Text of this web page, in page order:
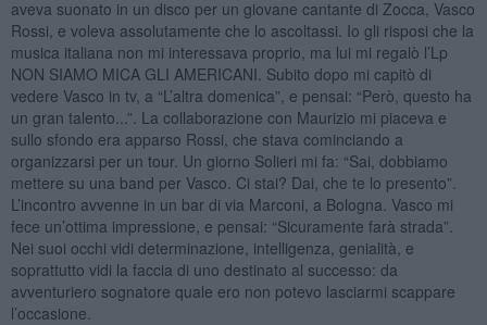
aveva suonato in un disco per un giovane cantante di Zocca, Vasco
Rossi, e voleva assolutamente che lo ascoltassi. Io gli risposi che la
musica italiana non mi interessava proprio, ma lui mi regalò l’Lp
NON SIAMO MICA GLI AMERICANI. Subito dopo mi capitò di
vedere Vasco in tv, a “L’altra domenica”, e pensai: “Però, questo ha
un gran talento...”. La collaborazione con Maurizio mi piaceva e
sullo sfondo era apparso Rossi, che stava cominciando a
organizzarsi per un tour. Un giorno Solieri mi fa: “Sai, dobbiamo
mettere su una band per Vasco. Ci stai? Dai, che te lo presento”.
L’incontro avvenne in un bar di via Marconi, a Bologna. Vasco mi
fece un’ottima impressione, e pensai: “Sicuramente farà strada”.
Nei suoi occhi vidi determinazione, intelligenza, genialità, e
soprattutto vidi la faccia di uno destinato al successo: da
avventuriero sognatore quale ero non potevo lasciarmi scappare
l’occasione.